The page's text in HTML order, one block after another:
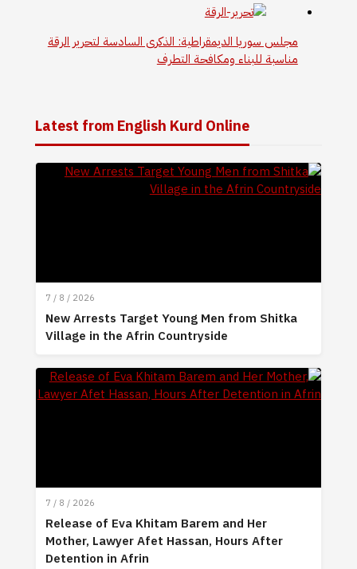
مجلس سوريا الديمقراطية: الذكرى السادسة لتحرير الرقة
مناسبة للبناء ومكافحة التطرف
Latest from English Kurd Online
7 / 8 / 2026
New Arrests Target Young Men from Shitka
Village in the Afrin Countryside
7 / 8 / 2026
Release of Eva Khitam Barem and Her
Mother, Lawyer Afet Hassan, Hours After
Detention in Afrin